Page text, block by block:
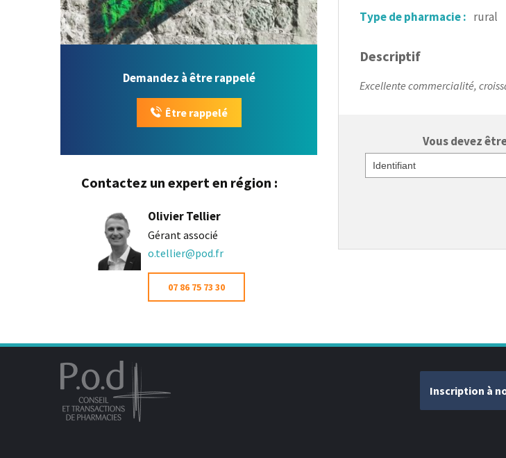
Demandez à être rappelé
Être rappelé
Contactez un expert en région :
Olivier Tellier
Gérant associé
o.tellier@pod.fr
07 86 75 73 30
Type de pharmacie : rural
Descriptif
Excellente commercialité,
Vous devez
Identifiant
Inscription à